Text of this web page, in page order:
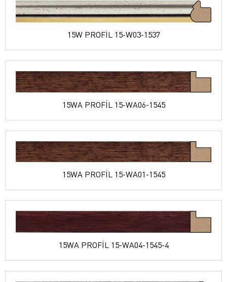
15W PROFİL 15-W03-1537
15WA PROFİL 15-WA06-1545
15WA PROFİL 15-WA01-1545
15WA PROFİL 15-WA04-1545-4